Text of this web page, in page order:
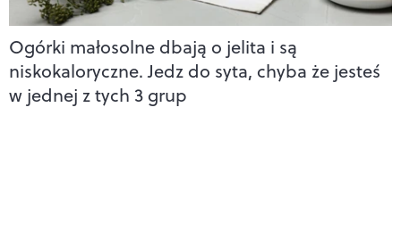
Ogórki małosolne dbają o jelita i są
niskokaloryczne. Jedz do syta, chyba że jesteś
w jednej z tych 3 grup